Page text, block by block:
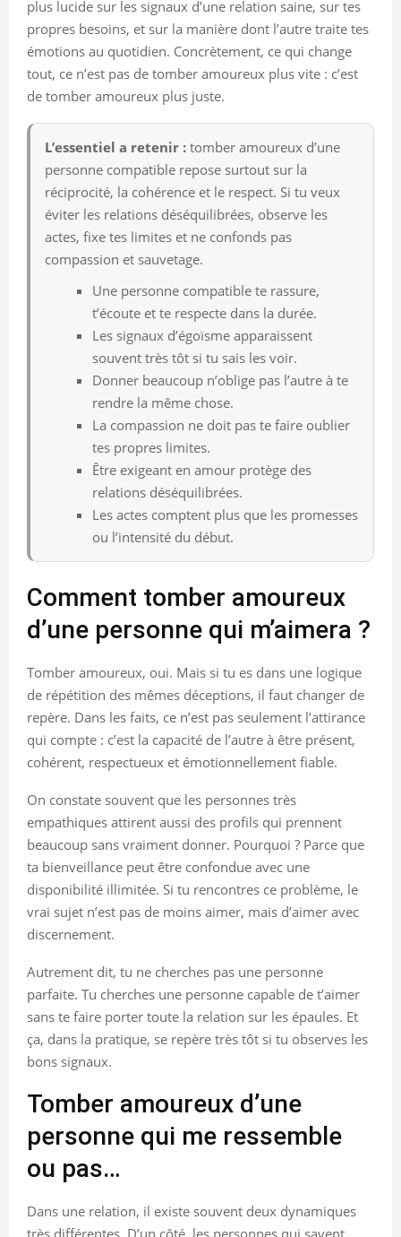
plus lucide sur les signaux d’une relation saine, sur tes
propres besoins, et sur la manière dont l’autre traite tes
émotions au quotidien. Concrètement, ce qui change
tout, ce n’est pas de tomber amoureux plus vite : c’est
de tomber amoureux plus juste.
L’essentiel a retenir : tomber amoureux d’une
personne compatible repose surtout sur la
réciprocité, la cohérence et le respect. Si tu veux
éviter les relations déséquilibrées, observe les
actes, fixe tes limites et ne confonds pas
compassion et sauvetage.
Une personne compatible te rassure,
t’écoute et te respecte dans la durée.
Les signaux d’égoïsme apparaissent
souvent très tôt si tu sais les voir.
Donner beaucoup n’oblige pas l’autre à te
rendre la même chose.
La compassion ne doit pas te faire oublier
tes propres limites.
Être exigeant en amour protège des
relations déséquilibrées.
Les actes comptent plus que les promesses
ou l’intensité du début.
Comment tomber amoureux
d’une personne qui m’aimera ?
Tomber amoureux, oui. Mais si tu es dans une logique
de répétition des mêmes déceptions, il faut changer de
repère. Dans les faits, ce n’est pas seulement l’attirance
qui compte : c’est la capacité de l’autre à être présent,
cohérent, respectueux et émotionnellement fiable.
On constate souvent que les personnes très
empathiques attirent aussi des profils qui prennent
beaucoup sans vraiment donner. Pourquoi ? Parce que
ta bienveillance peut être confondue avec une
disponibilité illimitée. Si tu rencontres ce problème, le
vrai sujet n’est pas de moins aimer, mais d’aimer avec
discernement.
Autrement dit, tu ne cherches pas une personne
parfaite. Tu cherches une personne capable de t’aimer
sans te faire porter toute la relation sur les épaules. Et
ça, dans la pratique, se repère très tôt si tu observes les
bons signaux.
Tomber amoureux d’une
personne qui me ressemble
ou pas…
Dans une relation, il existe souvent deux dynamiques
très différentes. D’un côté, les personnes qui savent